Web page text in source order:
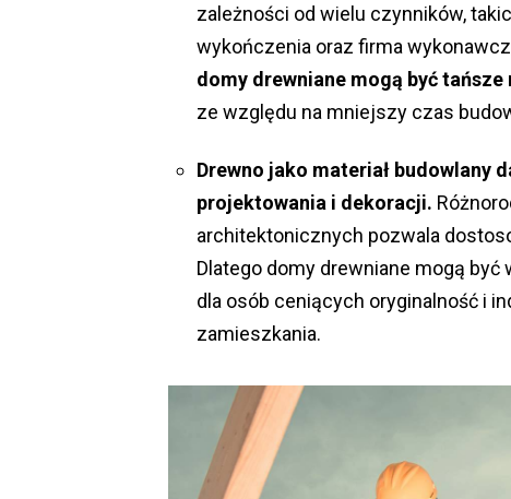
zależności od wielu czynników,
wykończenia oraz firma
domy drewniane mogą być
ze względu na mniejszy czas
Drewno jako materiał budowlany
projektowania i dekoracji.
architektonicznych pozwala
Dlatego domy drewniane mogą
dla osób ceniących oryginalność i
zamieszkania.